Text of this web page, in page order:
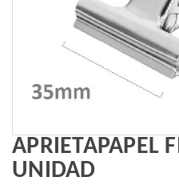
APRIETAPAPEL
UNIDAD